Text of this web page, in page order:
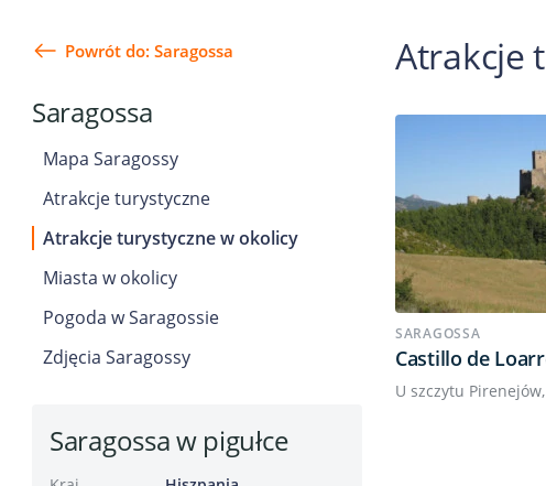
Powrót do: Saragossa
Saragossa
Mapa Saragossy
Atrakcje turystyczne
Atrakcje turystyczne w okolicy
Miasta w okolicy
Pogoda w Saragossie
Zdjęcia Saragossy
Saragossa w pigułce
Atrakcje
SARAGOSSA
Castillo de
U szczytu